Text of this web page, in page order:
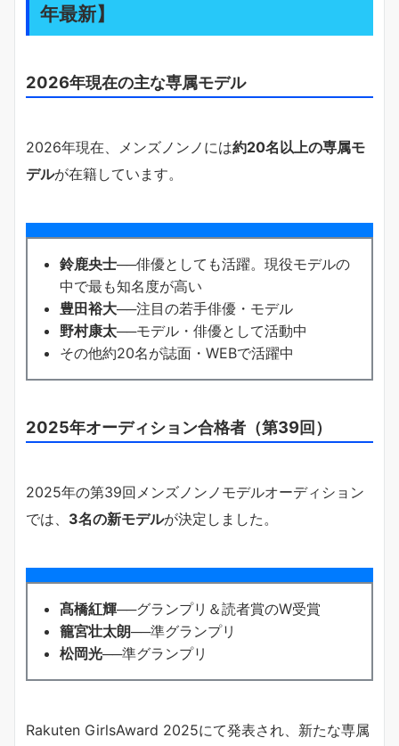
年最新】
2026年現在の主な専属モデル
2026年現在、メンズノンノには約20名以上の専属モ
デルが在籍しています。
鈴鹿央士──俳優としても活躍。現役モデルの
中で最も知名度が高い
豊田裕大──注目の若手俳優・モデル
野村康太──モデル・俳優として活動中
その他約20名が誌面・WEBで活躍中
2025年オーディション合格者（第39回）
2025年の第39回メンズノンノモデルオーディション
では、 3名の新モデルが決定しました。
髙橋紅輝──グランプリ＆読者賞のW受賞
籠宮壮太朗──準グランプリ
松岡光──準グランプリ
Rakuten GirlsAward 2025にて発表され、新たな専属